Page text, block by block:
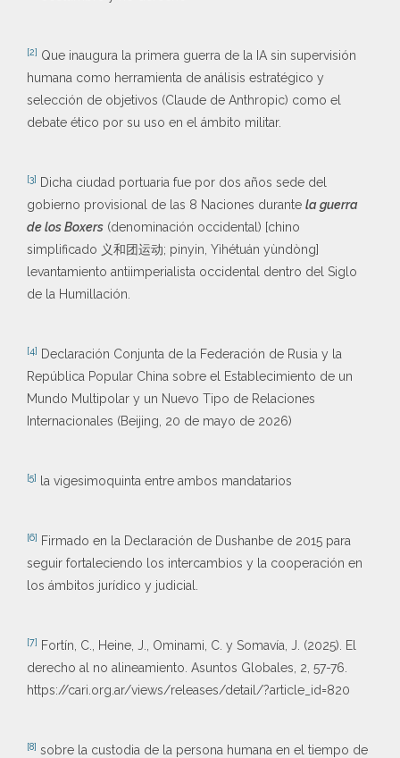
[2] Que inaugura la primera guerra de la IA sin supervisión
humana como herramienta de análisis estratégico y
selección de objetivos (Claude de Anthropic) como el
debate ético por su uso en el ámbito militar.
[3] Dicha ciudad portuaria fue por dos años sede del
gobierno provisional de las 8 Naciones durante la guerra
de los Boxers (denominación occidental) [chino
simplificado 义和团运动; pinyin, Yìhétuán yùndòng]
levantamiento antiimperialista occidental dentro del Siglo
de la Humillación.
[4] Declaración Conjunta de la Federación de Rusia y la
República Popular China sobre el Establecimiento de un
Mundo Multipolar y un Nuevo Tipo de Relaciones
Internacionales (Beijing, 20 de mayo de 2026)
[5] la vigesimoquinta entre ambos mandatarios
[6] Firmado en la Declaración de Dushanbe de 2015 para
seguir fortaleciendo los intercambios y la cooperación en
los ámbitos jurídico y judicial.
[7] Fortín, C., Heine, J., Ominami, C. y Somavía, J. (2025). El
derecho al no alineamiento. Asuntos Globales, 2, 57-76.
https://cari.org.ar/views/releases/detail/?article_id=820
[8] sobre la custodia de la persona humana en el tiempo de